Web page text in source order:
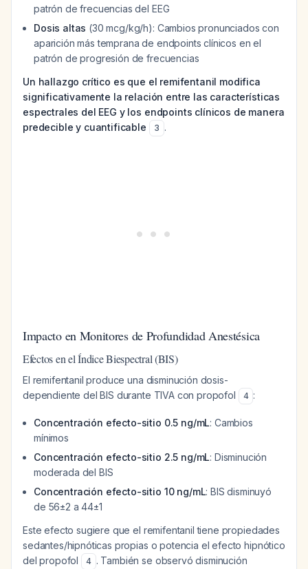
patrón de frecuencias del EEG
Dosis altas (30 mcg/kg/h): Cambios pronunciados con
aparición más temprana de endpoints clínicos en el
patrón de progresión de frecuencias
Un hallazgo crítico es que el remifentanil modifica
significativamente la relación entre las características
espectrales del EEG y los endpoints clínicos de manera
predecible y cuantificable
3 .
Impacto en Monitores de Profundidad Anestésica
Efectos en el Índice Biespectral (BIS)
El remifentanil produce una disminución dosis-
dependiente del BIS durante TIVA con propofol
4 :
Concentración efecto-sitio 0.5 ng/mL: Cambios
mínimos
Concentración efecto-sitio 2.5 ng/mL: Disminución
moderada del BIS
Concentración efecto-sitio 10 ng/mL: BIS disminuyó
de 56±2 a 44±1
Este efecto sugiere que el remifentanil tiene propiedades
sedantes/hipnóticas propias o potencia el efecto hipnótico
del propofol
4 . También se observó disminución